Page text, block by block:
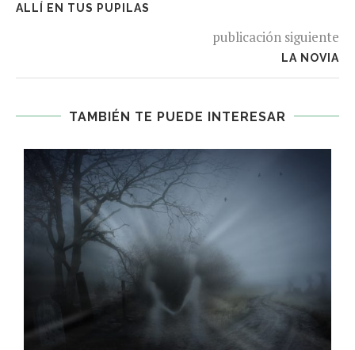
ALLÍ EN TUS PUPILAS
publicación siguiente
LA NOVIA
TAMBIÉN TE PUEDE INTERESAR